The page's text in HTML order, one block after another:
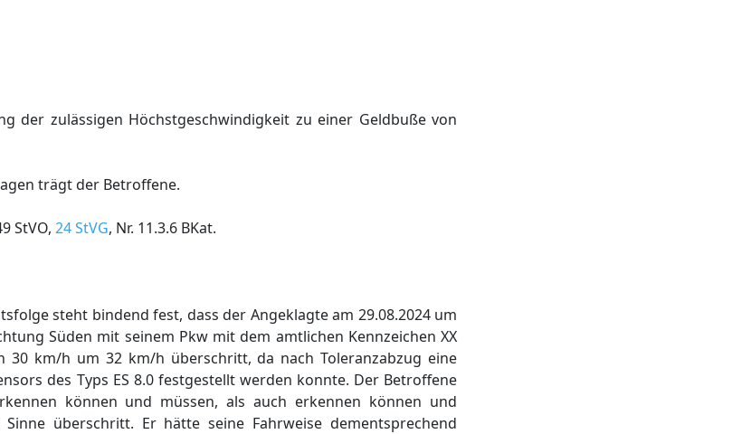
der zulässigen Höchstgeschwindigkeit zu einer Geldbuße von
trägt der Betroffene.
StVO, 24 StVG, Nr. 11.3.6 BKat.
steht bindend fest, dass der Angeklagte am 29.08.2024 um
Süden mit seinem Pkw mit dem amtlichen Kennzeichen XX
30 km/h um 32 km/h überschritt, da nach Toleranzabzug eine
des Typs ES 8.0 festgestellt werden konnte. Der Betroffene
können und müssen, als auch erkennen können und
überschritt. Er hätte seine Fahrweise dementsprechend